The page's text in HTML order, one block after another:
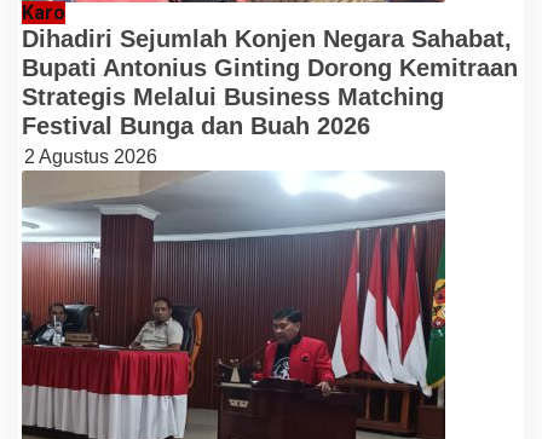
Karo
Dihadiri Sejumlah Konjen Negara Sahabat,
Bupati Antonius Ginting Dorong Kemitraan
Strategis Melalui Business Matching
Festival Bunga dan Buah 2026
2 Agustus 2026